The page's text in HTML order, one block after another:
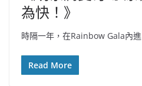
為快！》
時隔一年，在Rainbow Gala內進
Read More